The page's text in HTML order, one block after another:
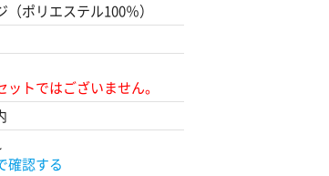
ポリエステル100％）
トではございません。
確認する